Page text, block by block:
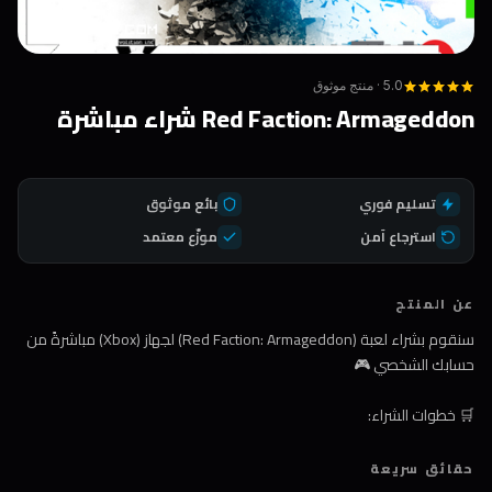
5.0 · منتج موثوق
Red Faction: Armageddon شراء مباشرة
تسليم فوري
بائع موثوق
استرجاع آمن
موزّع معتمد
عن المنتج
سنقوم بشراء لعبة (Red Faction: Armageddon) لجهاز (Xbox) مباشرةً من
حسابك الشخصي 🎮
🛒 خطوات الشراء:
1️⃣ اضغط على زر الشراء
حقائق سريعة